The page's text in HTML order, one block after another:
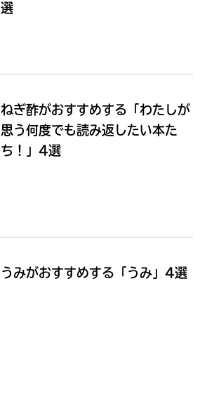
Loading...
選
ねぎ酢がおすすめする 「わたしが
思う何度でも読み返したい本た
ち！」4選
うみがおすすめする 「うみ」4選
容